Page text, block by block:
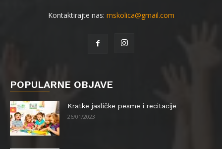
Kontaktirajte nas: mskolica@gmail.com
POPULARNE OBJAVE
Kratke jasličke pesme i recitacije
26/01/2023